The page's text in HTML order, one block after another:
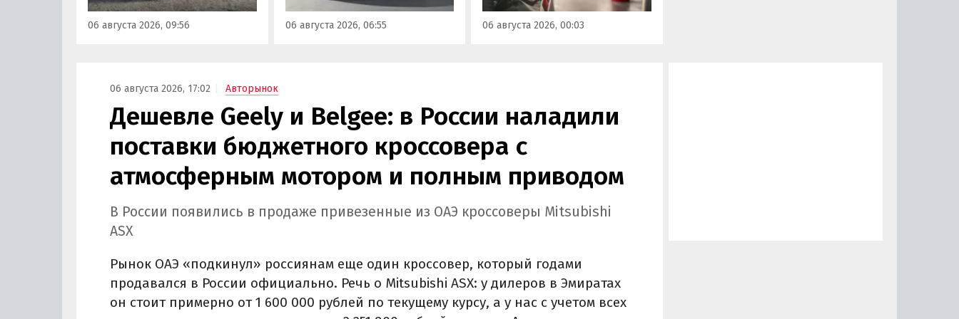
от 3 700 000 рублей, выяснили
«Автоновости дня».
06 августа 2026, 09:56
а минимальная цена модели
выросла на 760 тыс. рублей,
06 августа 2026, 06:55
сообщили в Минэнерго РФ.
06 августа 2026, 00:03
06 августа 2026, 17:02 Авторынок
Дешевле Geely и Belgee: в России наладили
поставки бюджетного кроссовера с
атмосферным мотором и полным приводом
В России появились в продаже привезенные из ОАЭ кроссоверы Mitsubishi
ASX
Рынок ОАЭ «подкинул» россиянам еще один кроссовер, который годами
продавался в России официально. Речь о Mitsubishi ASX: у дилеров в Эмиратах
он стоит примерно от 1 600 000 рублей по текущему курсу, а у нас с учетом всех